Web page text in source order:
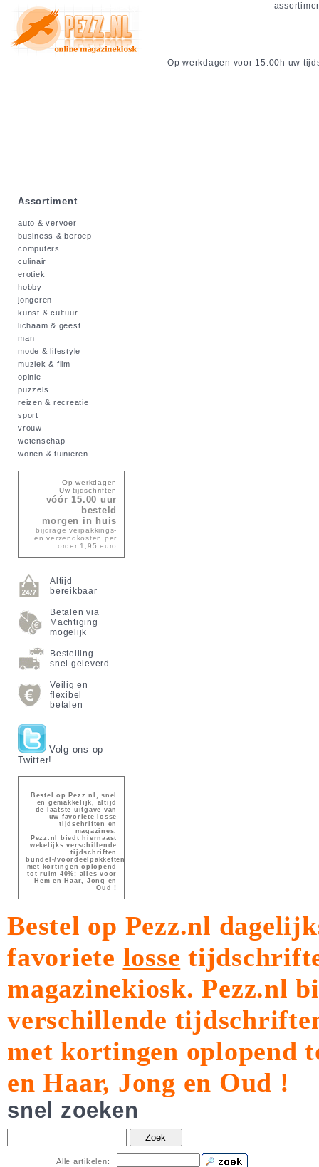
Op werkdagen voor 15:00h uw
Assortiment
auto & vervoer
business & beroep
computers
culinair
erotiek
hobby
jongeren
kunst & cultuur
lichaam & geest
man
mode & lifestyle
muziek & film
opinie
puzzels
reizen & recreatie
sport
vrouw
wetenschap
wonen & tuinieren
Op werkdagen
Uw tijdschriften
vóór 15.00 uur
besteld
morgen in huis
bijdrage verpakkings-
en verzendkosten per
order 1,95 euro
Altijd
bereikbaar
Betalen via
Machtiging
mogelijk
Bestelling
snel geleverd
Veilig en
flexibel
betalen
Volg ons op
Twitter!
Bestel op Pezz.nl, snel
en gemakkelijk, altijd
de laatste uitgave van
uw favoriete losse
tijdschriften en
magazines.
Pezz.nl biedt hiernaast
wekelijks verschillende
tijdschriften
bundel-/voordeelpakketten
met kortingen oplopend
tot ruim 40%; alles voor
Hem en Haar, Jong en
Oud !
Bestel op Pezz.nl
favoriete losse
magazinekiosk.Pezz.nl
verschillende
met kortingen oplopend
en Haar, Jong en Oud !
snel zoeken
Zoek
Alle artikelen: